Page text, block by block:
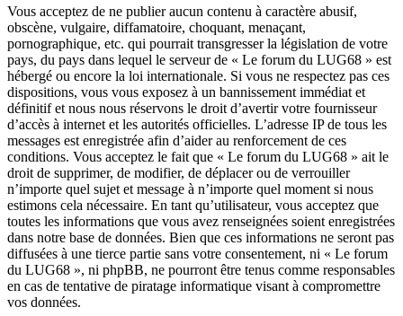
Vous acceptez de ne publier aucun contenu à caractère abusif,
obscène, vulgaire, diffamatoire, choquant, menaçant,
pornographique, etc. qui pourrait transgresser la législation de votre
pays, du pays dans lequel le serveur de « Le forum du LUG68 » est
hébergé ou encore la loi internationale. Si vous ne respectez pas ces
dispositions, vous vous exposez à un bannissement immédiat et
définitif et nous nous réservons le droit d’avertir votre fournisseur
d’accès à internet et les autorités officielles. L’adresse IP de tous les
messages est enregistrée afin d’aider au renforcement de ces
conditions. Vous acceptez le fait que « Le forum du LUG68 » ait le
droit de supprimer, de modifier, de déplacer ou de verrouiller
n’importe quel sujet et message à n’importe quel moment si nous
estimons cela nécessaire. En tant qu’utilisateur, vous acceptez que
toutes les informations que vous avez renseignées soient enregistrées
dans notre base de données. Bien que ces informations ne seront pas
diffusées à une tierce partie sans votre consentement, ni « Le forum
du LUG68 », ni phpBB, ne pourront être tenus comme responsables
en cas de tentative de piratage informatique visant à compromettre
vos données.